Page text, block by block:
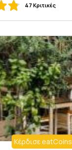
47 Κριτικές
Κέρδισε eatCoins